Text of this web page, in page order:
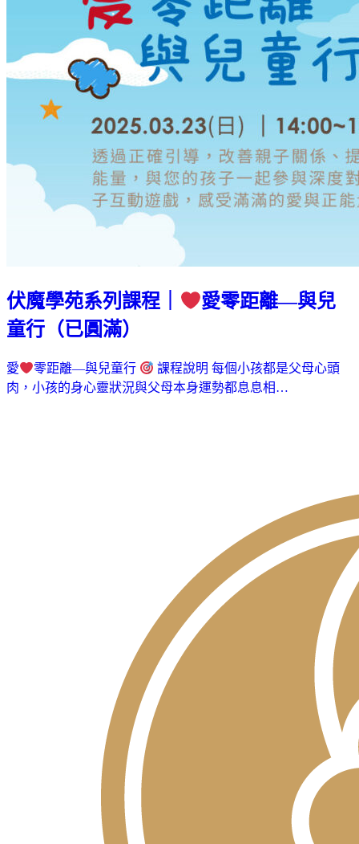
伏魔學苑系列課程｜
愛零距離—與兒
童行（已圓滿）
愛 零距離—與兒童行
課程說明 每個小孩都是父母心頭
肉，小孩的身心靈狀況與父母本身運勢都息息相…